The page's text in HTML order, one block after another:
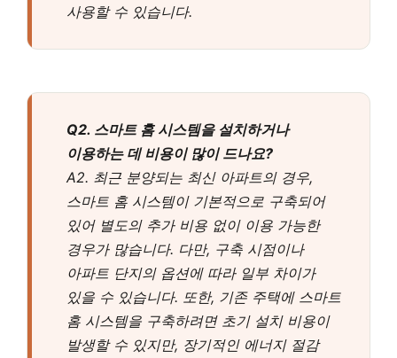
사용할 수 있습니다.
Q2. 스마트 홈 시스템을 설치하거나
이용하는 데 비용이 많이 드나요?
A2. 최근 분양되는 최신 아파트의 경우,
스마트 홈 시스템이 기본적으로 구축되어
있어 별도의 추가 비용 없이 이용 가능한
경우가 많습니다. 다만, 구축 시점이나
아파트 단지의 옵션에 따라 일부 차이가
있을 수 있습니다. 또한, 기존 주택에 스마트
홈 시스템을 구축하려면 초기 설치 비용이
발생할 수 있지만, 장기적인 에너지 절감